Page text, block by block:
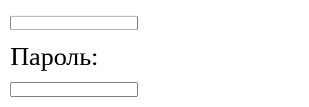
Пароль: